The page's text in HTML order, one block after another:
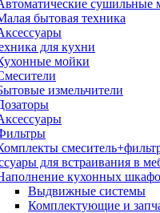
бытовая техника
для кухни
мойки
измельчители
для встраивания в
кухонных
Выдвижные системы
Комплектующие и